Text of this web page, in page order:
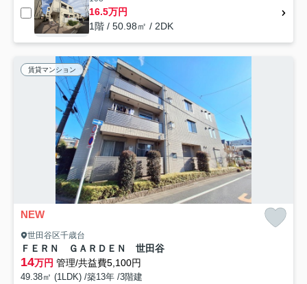
16.5万円
1階 / 50.98㎡ / 2DK
賃貸マンション
NEW
世田谷区千歳台
ＦＥＲＮ ＧＡＲＤＥＮ 世田谷
14万円 管理/共益費5,100円
49.38㎡ (1LDK) /築13年 /3階建